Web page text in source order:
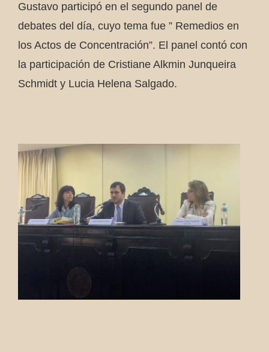
Gustavo participó en el segundo panel de
debates del día, cuyo tema fue ” Remedios en
los Actos de Concentración”. El panel contó con
la participación de Cristiane Alkmin Junqueira
Schmidt y Lucia Helena Salgado.